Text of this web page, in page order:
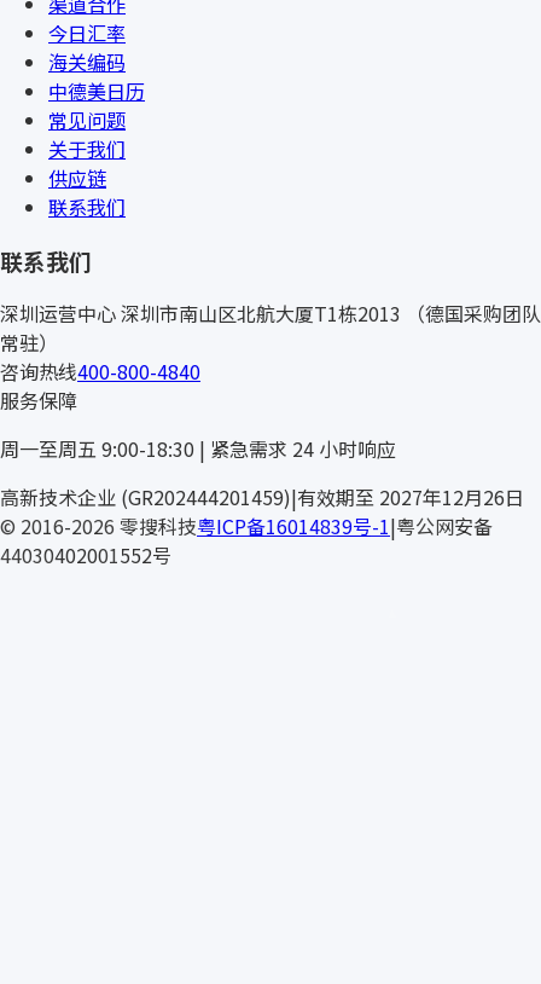
今日汇率
海关编码
中德美日历
常见问题
关于我们
供应链
联系我们
联系我们
深圳运营中心深圳市南山区北航大厦T1栋2013
（德国采购团队
常驻）
咨询热线400-800-4840
服务保障
周一至周五 9:00-18:30 | 紧急需求 24 小时响应
高新技术企业 (GR202444201459)|有效期至 2027年12月26日
© 2016-2026 零搜科技粤ICP备16014839号-1|粤公网安备
44030402001552号